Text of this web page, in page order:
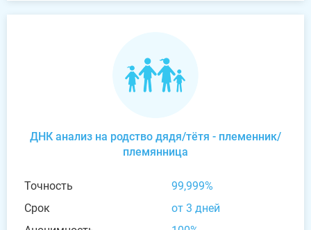
ДНК анализ на родство дядя/тётя - племенник/
племянница
Точность
99,999%
Срок
от 3 дней